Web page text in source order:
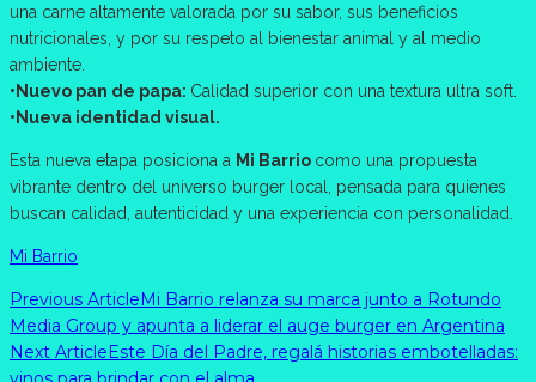
una carne altamente valorada por su sabor, sus beneficios
nutricionales, y por su respeto al bienestar animal y al medio
ambiente.
•Nuevo pan de papa: Calidad superior con una textura ultra soft.
•Nueva identidad visual.
Esta nueva etapa posiciona a Mi Barrio como una propuesta
vibrante dentro del universo burger local, pensada para quienes
buscan calidad, autenticidad y una experiencia con personalidad.
Mi Barrio
Previous ArticleMi Barrio relanza su marca junto a Rotundo
Media Group y apunta a liderar el auge burger en Argentina
Next ArticleEste Día del Padre, regalá historias embotelladas: